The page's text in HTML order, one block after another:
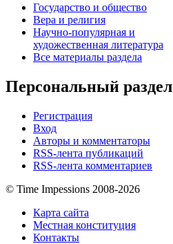
Государство и общество
Вера и религия
Научно-популярная и
художественная литература
Все материалы раздела
Персональный раздел
Регистрация
Вход
Авторы и комментаторы
RSS-лента публикаций
RSS-лента комментариев
© Time Impessions 2008-2026
Карта сайта
Местная конституция
Контакты